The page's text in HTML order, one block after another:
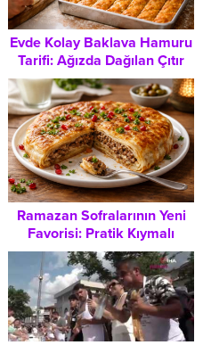
Evde Kolay Baklava Hamuru
Tarifi: Ağızda Dağılan Çıtır
Lezzetler İçin Adım Adım
Yapılışı
Ramazan Sofralarının Yeni
Favorisi: Pratik Kıymalı
Güllaç Böreği Tarifi